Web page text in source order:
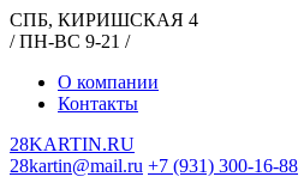
СПБ, КИРИШСКАЯ 4
/ ПН-ВС 9-21 /
О компании
Контакты
28KARTIN.RU
28kartin@mail.ru +7 (931) 300-16-88